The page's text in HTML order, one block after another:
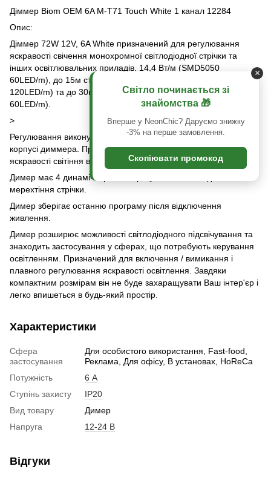
Діммер Biom OEM 6A M-T71 Touch White 1 канал 12284
Опис:
Діммер 72W 12V, 6A White призначений для регулювання
яскравості свічення монохромної світлодіодної стрічки та
інших освітлювальних приладів. 14,4 Вт/м (SMD5050
60LED/m), до 15м стрічки потужністю 9,6 Вт/м (SMD3528
120LED/m) та до 30м стрічки потужністю 4,8 Вт/м (SMD3528
60LED/m).
>
Регулювання виконується вручну, за допомогою кнопок на
корпусі диммера. Призначений для плавного регулювання
яскравості світіння в діапазоні від 10% до 100%.
Димер має 4 динамічні режими регулювання швидкості
мерехтіння стрічки.
Димер зберігає останню програму після відключення
живлення.
Димер розширює можливості світлодіодного підсвічування та
знаходить застосування у сферах, що потребують керування
освітленням. Призначений для включення / вимикання і
плавного регулювання яскравості освітлення. Завдяки
компактним розмірам він не буде захаращувати Ваш інтер'єр і
легко впишеться в будь-який простір.
Характеристики
Сфера
застосування
Для особистого використання, Fast-food,
Реклама, Для офісу, В установах, HoReCa
Потужність
6 А
Ступінь захисту
IP20
Вид товару
Димер
Напруга
12-24 В
Відгуки
×
Світло починається зі
знайомства 🎁
Вперше у NeonChic? Даруємо знижку
-3% на перше замовлення.
Скопіювати промокод